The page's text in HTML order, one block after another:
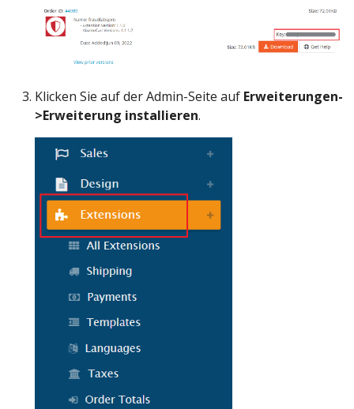
Klicken Sie auf der Admin-Seite auf Erweiterungen-
>Erweiterung installieren.